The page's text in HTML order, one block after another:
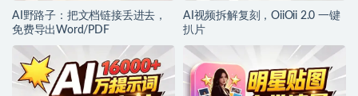
AI野路子：把文档链接丢进去，
免费导出Word/PDF
AI视频拆解复刻，OiiOii 2.0 一键
扒片